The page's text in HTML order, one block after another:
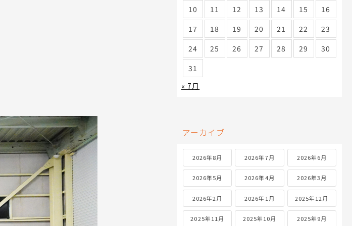
10 11 12 13 14 15
16
17
18 19 20 21 22
23
24
25 26 27 28 29
30
31
« 7月
アーカイブ
2026年8月 2026年7月 2026年6月
2026年5月 2026年4月 2026年3月
2026年2月 2026年1月 2025年12月
2025年11月 2025年10月 2025年9月